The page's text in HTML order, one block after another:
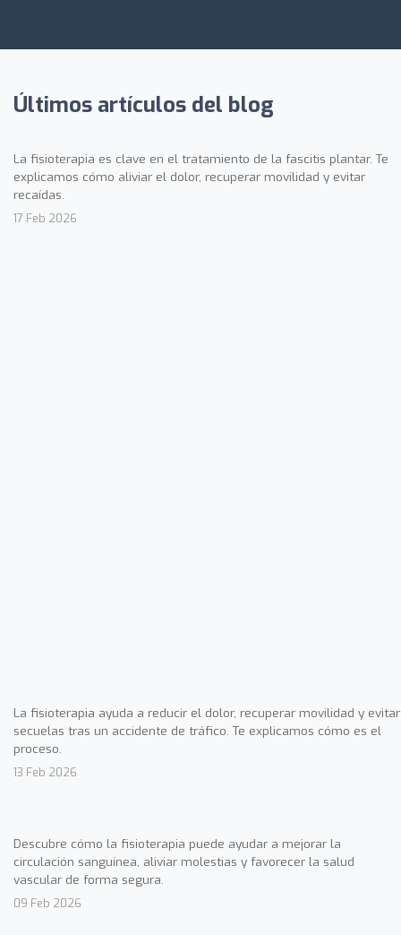
Últimos artículos del blog
La fisioterapia es clave en el tratamiento de la fascitis plantar. Te
explicamos cómo aliviar el dolor, recuperar movilidad y evitar
recaídas.
17 Feb 2026
La fisioterapia ayuda a reducir el dolor, recuperar movilidad y evitar
secuelas tras un accidente de tráfico. Te explicamos cómo es el
proceso.
13 Feb 2026
Descubre cómo la fisioterapia puede ayudar a mejorar la
circulación sanguínea, aliviar molestias y favorecer la salud
vascular de forma segura.
09 Feb 2026